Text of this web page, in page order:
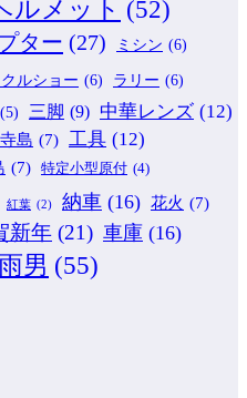
ルメット (52)
ター (27) ミシン (6)
ルショー (6) ラリー (6)
(5) 三脚 (9) 中華レンズ (12)
島 (7) 工具 (12)
(7) 特定小型原付 (4)
紅葉 (2) 納車 (16) 花火 (7)
新年 (21) 車庫 (16)
男 (55)